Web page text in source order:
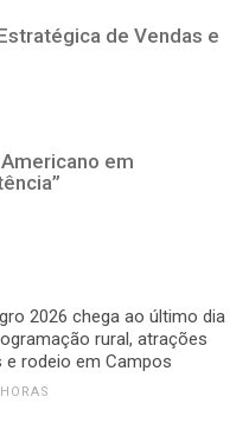
de Vendas e
em
2026 chega ao último dia
rural, atrações
e rodeio em Campos